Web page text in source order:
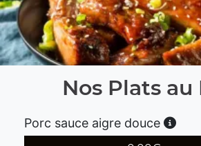
Nos Plats au
Porc sauce aigre douce